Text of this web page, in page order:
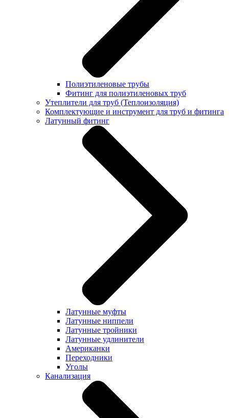
Полиэтиленовые трубы
Фитинг для полиэтиленовых труб
Утеплители для труб (Теплоизоляция)
Комплектующие и инструмент для труб и фитинга
Латунный фитинг
Латунные муфты
Латунные ниппели
Латунные тройники
Латунные удлинители
Американки
Переходники
Уголы
Канализация